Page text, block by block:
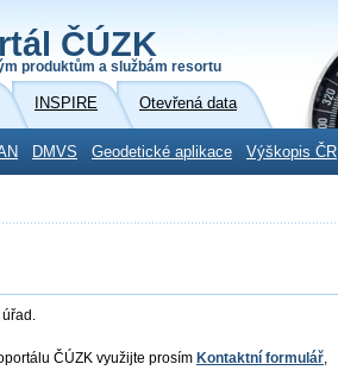
ČÚZK
produktům a službám resortu
INSPIRE Otevřená data
DMVS Geodetické aplikace Výškopis ČR
ČÚZK využijte prosím Kontaktní formulář,